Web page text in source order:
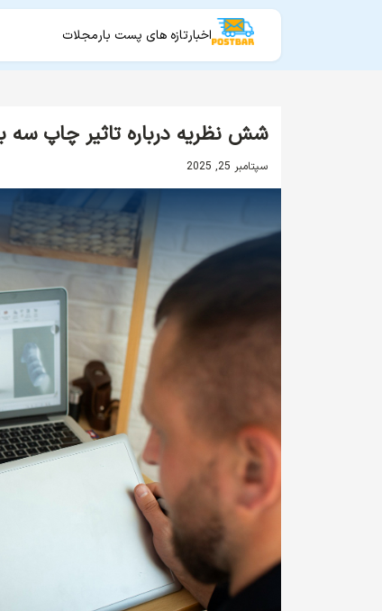
اخبارتازه های پست بارمجلات
شش نظریه درباره تاثیر چاپ
سپتامبر 25, 2025